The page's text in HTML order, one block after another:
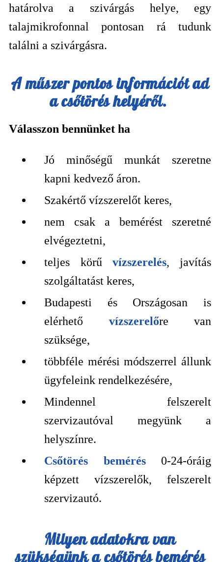
határolva a szivárgás helye, egy
talajmikrofonnal pontosan rá tudunk
találni a szivárgásra.
A műszer pontos információt ad
a csőtörés helyéről.
Válasszon bennünket ha
Jó minőségű munkát szeretne
kapni kedvező áron.
Szakértő vízszerelőt keres,
nem csak a bemérést szeretné
elvégeztetni,
teljes körű vízszerelés, javítás
szolgáltatást keres,
Budapesti és Országosan is
elérhető vízszerelőre van
szüksége,
többféle mérési módszerrel állunk
ügyfeleink rendelkezésére,
Mindennel felszerelt
szervizautóval megyünk a
helyszínre.
Csőtörés bemérés0-24-óráig
képzett vízszerelők, felszerelt
szervizautó.
Milyen adatokra van
szükségünk acsőtörés bemérés